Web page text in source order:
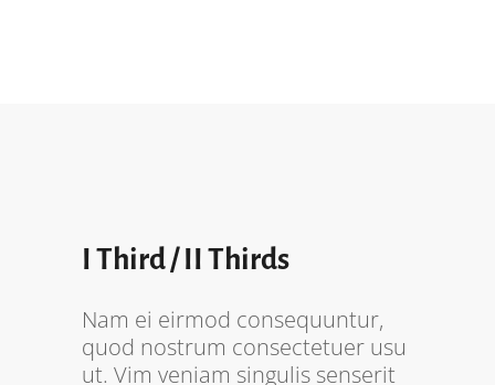
I Third / II Thirds
Nam ei eirmod consequuntur,
quod nostrum consectetuer usu
ut. Vim veniam singulis senserit